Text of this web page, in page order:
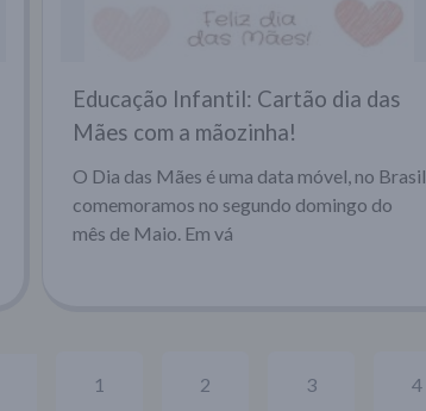
Educação Infantil: Cartão dia das
Mães com a mãozinha!
O Dia das Mães é uma data móvel, no Brasil
comemoramos no segundo domingo do
mês de Maio. Em vá
1 2 3 4